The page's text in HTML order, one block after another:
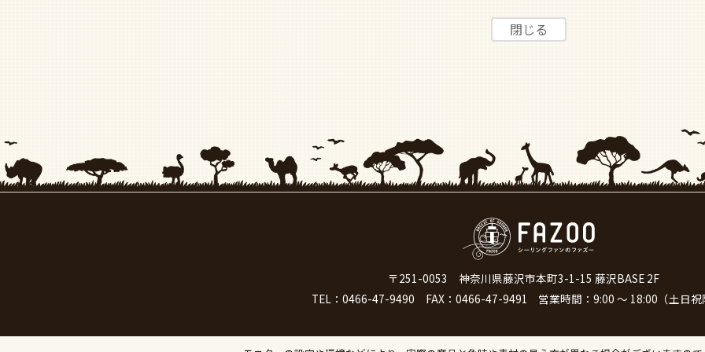
〒251-0053
神奈川県藤沢市本町3-1-15 藤沢BASE 2F
TEL：0466-47-9490 FAX：0466-47-9491 営業時間：9:00 ～ 18:00（土日